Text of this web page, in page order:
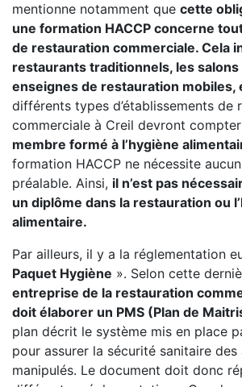
mentionne notamment que cette
une formation HACCP concerne
de restauration commerciale. Cela
restaurants traditionnels, les salons
enseignes de restauration mobiles,
différents types d’établissements de
commerciale à Creil devront compter
membre formé à l’hygiène
formation HACCP ne nécessite
préalable. Ainsi, il n’est pas
un diplôme dans la restauration ou
alimentaire.
Par ailleurs, il y a la réglementation
Paquet Hygiène ». Selon cette
entreprise de la restauration
doit élaborer un PMS (Plan de
plan décrit le système mis en place
pour assurer la sécurité sanitaire des
manipulés. Le document doit donc